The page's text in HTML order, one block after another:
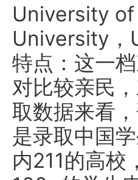
University
University
特点：这一
对比较亲民
取数据来看
是录取中国
内211的高校